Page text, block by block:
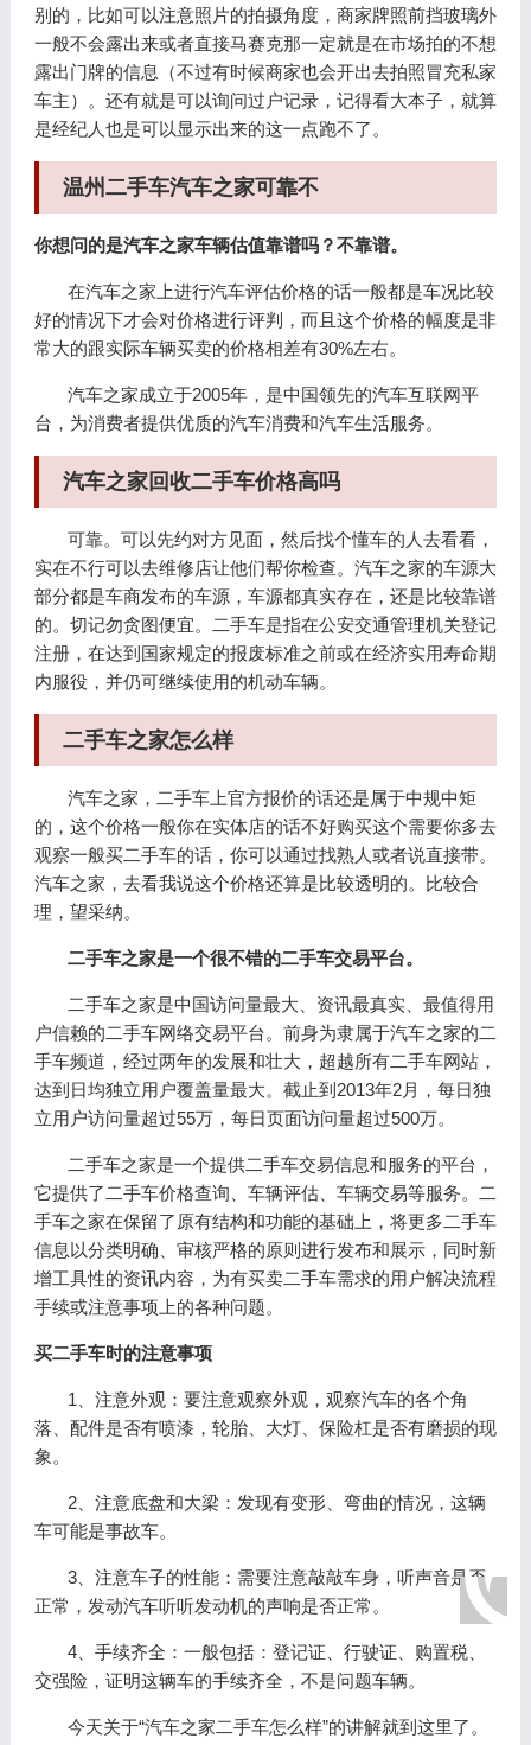
别的，比如可以注意照片的拍摄角度，商家牌照前挡玻璃外
一般不会露出来或者直接马赛克那一定就是在市场拍的不想
露出门牌的信息（不过有时候商家也会开出去拍照冒充私家
车主）。还有就是可以询问过户记录，记得看大本子，就算
是经纪人也是可以显示出来的这一点跑不了。
温州二手车汽车之家可靠不
你想问的是汽车之家车辆估值靠谱吗？不靠谱。
在汽车之家上进行汽车评估价格的话一般都是车况比较
好的情况下才会对价格进行评判，而且这个价格的幅度是非
常大的跟实际车辆买卖的价格相差有30%左右。
汽车之家成立于2005年，是中国领先的汽车互联网平
台，为消费者提供优质的汽车消费和汽车生活服务。
汽车之家回收二手车价格高吗
可靠。可以先约对方见面，然后找个懂车的人去看看，
实在不行可以去维修店让他们帮你检查。汽车之家的车源大
部分都是车商发布的车源，车源都真实存在，还是比较靠谱
的。切记勿贪图便宜。二手车是指在公安交通管理机关登记
注册，在达到国家规定的报废标准之前或在经济实用寿命期
内服役，并仍可继续使用的机动车辆。
二手车之家怎么样
汽车之家，二手车上官方报价的话还是属于中规中矩
的，这个价格一般你在实体店的话不好购买这个需要你多去
观察一般买二手车的话，你可以通过找熟人或者说直接带。
汽车之家，去看我说这个价格还算是比较透明的。比较合
理，望采纳。
二手车之家是一个很不错的二手车交易平台。
二手车之家是中国访问量最大、资讯最真实、最值得用
户信赖的二手车网络交易平台。前身为隶属于汽车之家的二
手车频道，经过两年的发展和壮大，超越所有二手车网站，
达到日均独立用户覆盖量最大。截止到2013年2月，每日独
立用户访问量超过55万，每日页面访问量超过500万。
二手车之家是一个提供二手车交易信息和服务的平台，
它提供了二手车价格查询、车辆评估、车辆交易等服务。二
手车之家在保留了原有结构和功能的基础上，将更多二手车
信息以分类明确、审核严格的原则进行发布和展示，同时新
增工具性的资讯内容，为有买卖二手车需求的用户解决流程
手续或注意事项上的各种问题。
买二手车时的注意事项
1、注意外观：要注意观察外观，观察汽车的各个角
落、配件是否有喷漆，轮胎、大灯、保险杠是否有磨损的现
象。
2、注意底盘和大梁：发现有变形、弯曲的情况，这辆
车可能是事故车。
3、注意车子的性能：需要注意敲敲车身，听声音是否
正常，发动汽车听听发动机的声响是否正常。
4、手续齐全：一般包括：登记证、行驶证、购置税、
交强险，证明这辆车的手续齐全，不是问题车辆。
今天关于“汽车之家二手车怎么样”的讲解就到这里了。